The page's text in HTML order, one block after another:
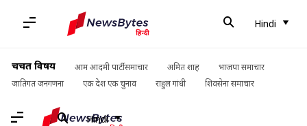
Hindi
चर्चित विषय आम आदमी पार्टी समाचार अमित शाह
भाजपा समाचार
जातिगत जनगणना
एक देश एक चुनाव राहुल गांधी शिवसेना समाचार
Hindi